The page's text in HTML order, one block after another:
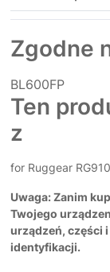
Zgodne
BL600FP
Ten
z
for Ruggear RG910
Uwaga: Zanim
Twojego
urządzeń, części i
identyfikacji.